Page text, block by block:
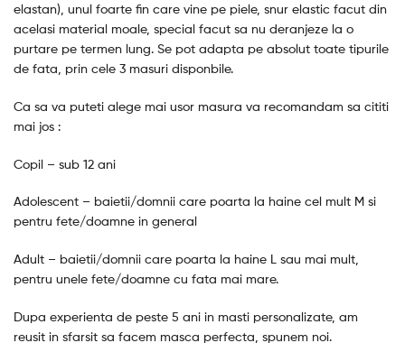
elastan), unul foarte fin care vine pe piele, snur elastic facut din
acelasi material moale, special facut sa nu deranjeze la o
purtare pe termen lung. Se pot adapta pe absolut toate tipurile
de fata, prin cele 3 masuri disponbile.
Ca sa va puteti alege mai usor masura va recomandam sa cititi
mai jos :
Copil – sub 12 ani
Adolescent – baietii/domnii care poarta la haine cel mult M si
pentru fete/doamne in general
Adult – baietii/domnii care poarta la haine L sau mai mult,
pentru unele fete/doamne cu fata mai mare.
Dupa experienta de peste 5 ani in masti personalizate, am
reusit in sfarsit sa facem masca perfecta, spunem noi.